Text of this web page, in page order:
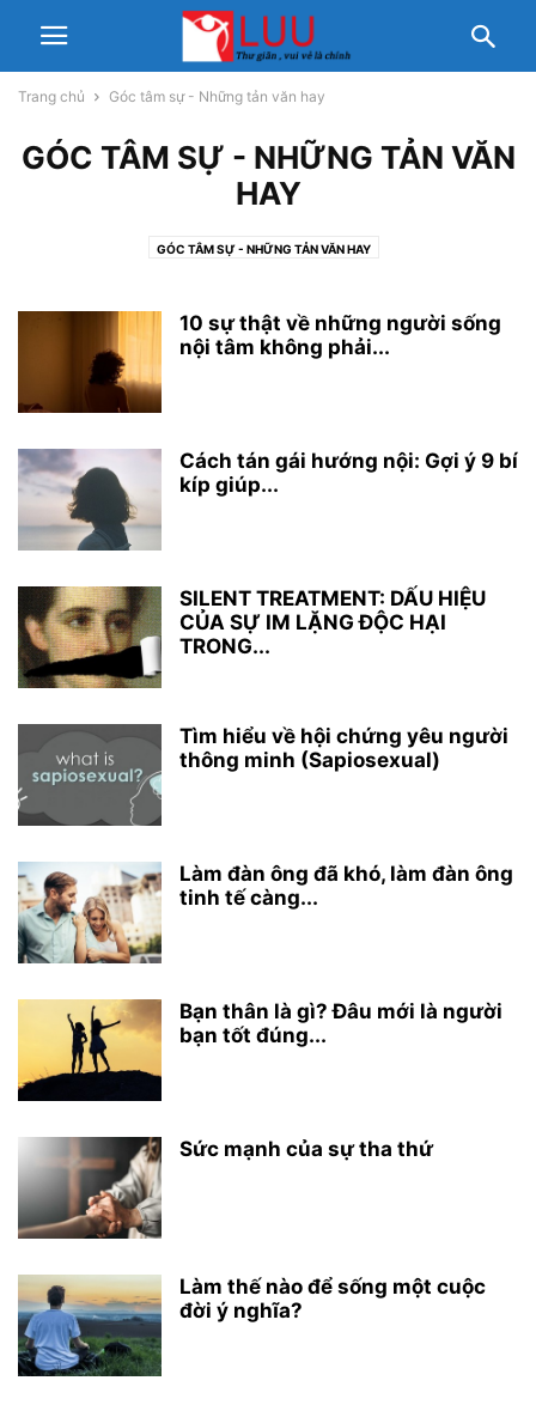
Trang chủ Góc tâm sự - Những tản văn hay
GÓC TÂM SỰ - NHỮNG TẢN VĂN
HAY
GÓC TÂM SỰ - NHỮNG TẢN VĂN HAY
10 sự thật về những người sống
nội tâm không phải...
Cách tán gái hướng nội: Gợi ý 9 bí
kíp giúp...
SILENT TREATMENT: DẤU HIỆU
CỦA SỰ IM LẶNG ĐỘC HẠI
TRONG...
Tìm hiểu về hội chứng yêu người
thông minh (Sapiosexual)
Làm đàn ông đã khó, làm đàn ông
tinh tế càng...
Bạn thân là gì? Đâu mới là người
bạn tốt đúng...
Sức mạnh của sự tha thứ
Làm thế nào để sống một cuộc
đời ý nghĩa?